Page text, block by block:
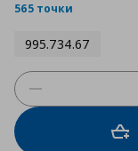
565 точки
995.734.67